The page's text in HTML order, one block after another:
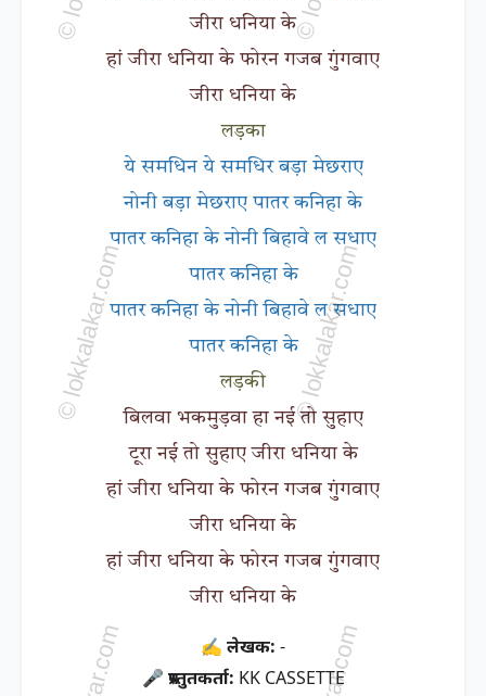
जीरा धनिया के
हां जीरा धनिया के फोरन गजब गुंगवाए
जीरा धनिया के
लड़का
ये समधिन ये समधिर बड़ा मेछराए
नोनी बड़ा मेछराए पातर कनिहा के
पातर कनिहा के नोनी बिहावे ल सधाए
पातर कनिहा के
पातर कनिहा के नोनी बिहावे ल सधाए
पातर कनिहा के
लड़की
बिलवा भकमुड़वा हा नई तो सुहाए
टूरा नई तो सुहाए जीरा धनिया के
हां जीरा धनिया के फोरन गजब गुंगवाए
जीरा धनिया के
हां जीरा धनिया के फोरन गजब गुंगवाए
जीरा धनिया के
✍ लेखक: -
🎤 प्रस्तुतकर्ता: KK CASSETTE